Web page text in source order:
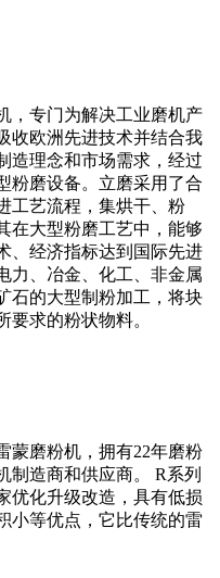
，专门为解决工业磨机产
收欧洲先进技术并结合我
造理念和市场需求，经过
粉磨设备。立磨采用了合
工艺流程，集烘干、粉
在大型粉磨工艺中，能够
、经济指标达到国际先进
力、冶金、化工、非金属
石的大型制粉加工，将块
要求的粉状物料。
蒙磨粉机，拥有22年磨粉
制造商和供应商。 R系列
优化升级改造，具有低损
小等优点，它比传统的雷